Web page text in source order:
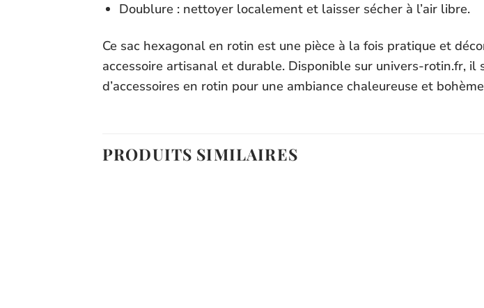
Doublure : nettoyer localement et laisser sécher à l’air libre.
Ce sac hexagonal en rotin est une pièce à la fois pratique et
accessoire artisanal et durable. Disponible sur univers-rotin.fr,
d’accessoires en rotin pour une ambiance chaleureuse et
PRODUITS SIMILAIRES